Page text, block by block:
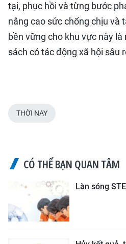
tại, phục hồi và từng bước
nâng cao sức chống chịu và
bền vững cho khu vực này
sách có tác động xã hội sâu
THỜI NAY
CÓ THỂ BẠN QUAN TÂM
Làn sóng